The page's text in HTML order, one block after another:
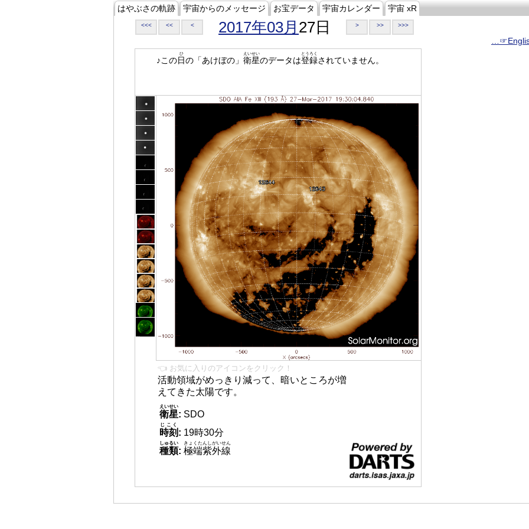
はやぶさの軌跡 宇宙からのメッセージ お宝データ 宇宙カレンダー 宇宙 xR
<<< << < 2017年03月 27日 > >> >>>
♪この日
ひ
の「あけぼの」 衛星
えいせい
のデータは登録
とうろく
されていません。
👈 お気に入りのアイコンをクリック！
活動領域がめっきり減って、暗いところが増
えてきた太陽です。
衛星
えいせい
: SDO
時刻
じこく
: 19時30分
種類
しゅるい
: 極端紫外線
きょくたんしがいせん